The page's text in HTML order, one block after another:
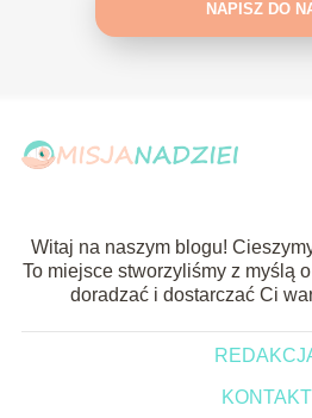
NAPISZ DO
Witaj na naszym blogu!
To miejsce stworzyliśmy z myślą
doradzać i dostarczać Ci
KONTAKT